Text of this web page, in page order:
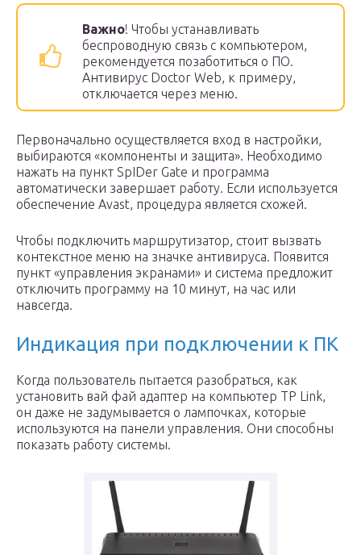
Важно! Чтобы устанавливать
беспроводную связь с компьютером,
рекомендуется позаботиться о ПО.
Антивирус Doctor Web, к примеру,
отключается через меню.
Первоначально осуществляется вход в настройки,
выбираются «компоненты и защита». Необходимо
нажать на пункт SpIDer Gate и программа
автоматически завершает работу. Если используется
обеспечение Avast, процедура является схожей.
Чтобы подключить маршрутизатор, стоит вызвать
контекстное меню на значке антивируса. Появится
пункт «управления экранами» и система предложит
отключить программу на 10 минут, на час или
навсегда.
Индикация при подключении к ПК
Когда пользователь пытается разобраться, как
установить вай фай адаптер на компьютер TP Link,
он даже не задумывается о лампочках, которые
используются на панели управления. Они способны
показать работу системы.